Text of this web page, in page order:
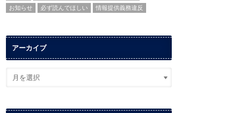
お知らせ
必ず読んでほしい 情報提供義務違反
アーカイブ